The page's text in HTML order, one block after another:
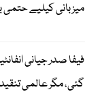
میزبانی کیلیے حتمی
فیفا صدر جیانی
گئی، مگر عالمی تنقید